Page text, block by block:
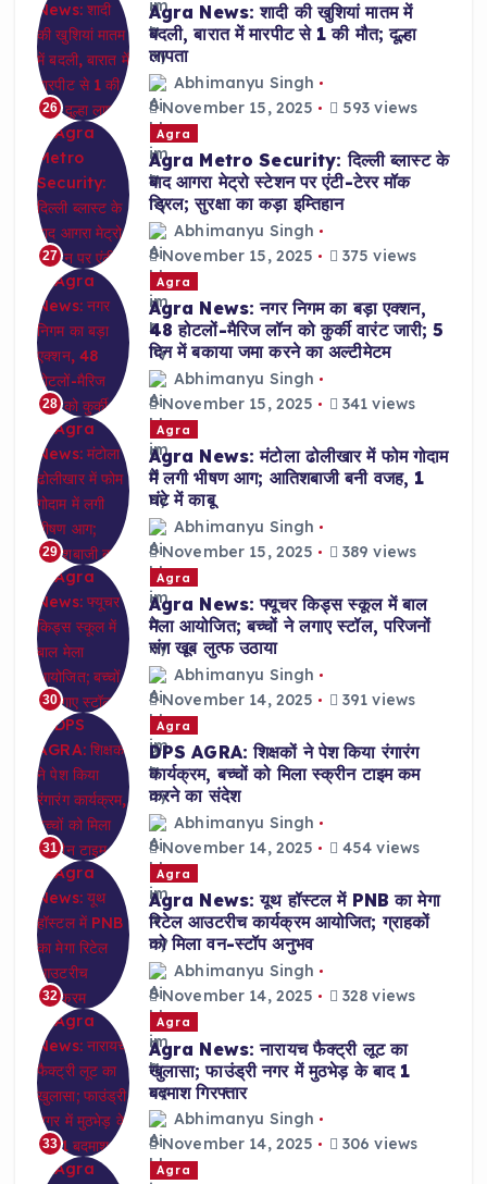
26
Agra News: शादी की खुशियां मातम में
बदली, बारात में मारपीट से 1 की मौत; दूल्हा
लापता
Abhimanyu Singh
November 15, 2025
593 views
27
Agra
Agra Metro Security: दिल्ली ब्लास्ट के
बाद आगरा मेट्रो स्टेशन पर एंटी-टेरर मॉक
ड्रिल; सुरक्षा का कड़ा इम्तिहान
Abhimanyu Singh
November 15, 2025
375 views
28
Agra
Agra News: नगर निगम का बड़ा एक्शन,
48 होटलों-मैरिज लॉन को कुर्की वारंट जारी; 5
दिन में बकाया जमा करने का अल्टीमेटम
Abhimanyu Singh
November 15, 2025
341 views
29
Agra
Agra News: मंटोला ढोलीखार में फोम गोदाम
में लगी भीषण आग; आतिशबाजी बनी वजह, 1
घंटे में काबू
Abhimanyu Singh
November 15, 2025
389 views
30
Agra
Agra News: फ्यूचर किड्स स्कूल में बाल
मेला आयोजित; बच्चों ने लगाए स्टॉल, परिजनों
संग खूब लुत्फ उठाया
Abhimanyu Singh
November 14, 2025
391 views
31
Agra
DPS AGRA: शिक्षकों ने पेश किया रंगारंग
कार्यक्रम, बच्चों को मिला स्क्रीन टाइम कम
करने का संदेश
Abhimanyu Singh
November 14, 2025
454 views
32
Agra
Agra News: यूथ हॉस्टल में PNB का मेगा
रिटेल आउटरीच कार्यक्रम आयोजित; ग्राहकों
को मिला वन-स्टॉप अनुभव
Abhimanyu Singh
November 14, 2025
328 views
33
Agra
Agra News: नारायच फैक्ट्री लूट का
खुलासा; फाउंड्री नगर में मुठभेड़ के बाद 1
बदमाश गिरफ्तार
Abhimanyu Singh
November 14, 2025
306 views
Agra